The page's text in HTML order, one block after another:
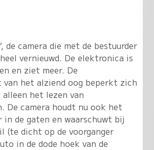
, de camera die met de bestuurder
vernieuwd. De elektronica is
en ziet meer. De
het alziend oog beperkt zich
het lezen van
De camera houdt nu ook het
in de gaten en waarschuwt bij
(te dicht op de voorganger
in de dode hoek van de